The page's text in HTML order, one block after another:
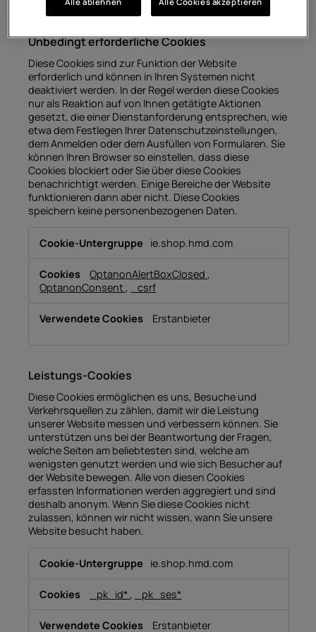
verwenden wir Cookies und andere Tracker-
Technologien für die folgenden Zwecke:
Unbedingt erforderliche Cookies
Diese Cookies sind zur Funktion der Website
erforderlich und können in Ihren Systemen nicht
deaktiviert werden. In der Regel werden diese Cookies
nur als Reaktion auf von Ihnen getätigte Aktionen
gesetzt, die einer Dienstanforderung entsprechen, wie
etwa dem Festlegen Ihrer Datenschutzeinstellungen,
dem Anmelden oder dem Ausfüllen von Formularen. Sie
können Ihren Browser so einstellen, dass diese
Cookies blockiert oder Sie über diese Cookies
benachrichtigt werden. Einige Bereiche der Website
funktionieren dann aber nicht. Diese Cookies
speichern keine personenbezogenen Daten.
erforderliche
ie.shop.hmd.com
OptanonAlertBoxClosed ,
OptanonConsent , _csrf
Erstanbieter
Leistungs-Cookies
Diese Cookies ermöglichen es uns, Besuche und
Verkehrsquellen zu zählen, damit wir die Leistung
unserer Website messen und verbessern können. Sie
unterstützen uns bei der Beantwortung der Fragen,
welche Seiten am beliebtesten sind, welche am
wenigsten genutzt werden und wie sich Besucher auf
der Website bewegen. Alle von diesen Cookies
erfassten Informationen werden aggregiert und sind
deshalb anonym. Wenn Sie diese Cookies nicht
zulassen, können wir nicht wissen, wann Sie unsere
Website besucht haben.
Cookies
ie.shop.hmd.com
_pk_id* , _pk_ses*
Erstanbieter